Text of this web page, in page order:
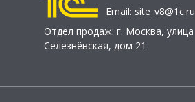
Email: site_v8@1c.ru
Отдел продаж: г. Москва, улица
Селезнёвская, дом 21